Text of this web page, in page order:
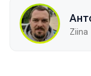
Ziina